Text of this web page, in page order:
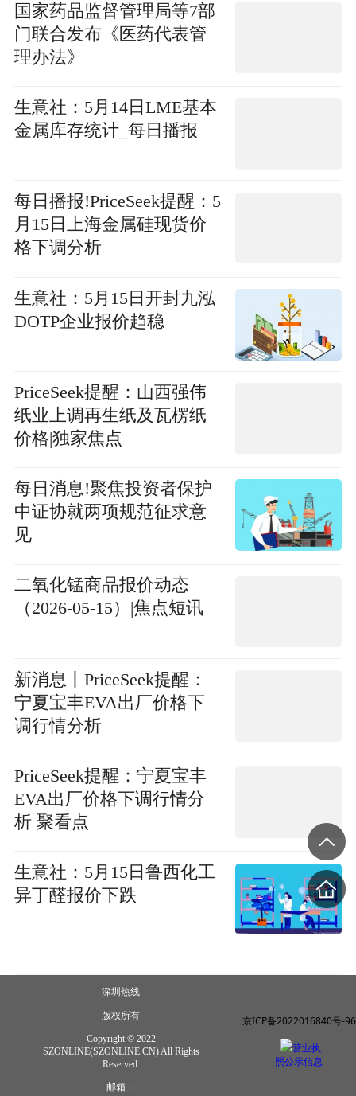
国家药品监督管理局等7部
门联合发布《医药代表管
理办法》
生意社：5月14日LME基本
金属库存统计_每日播报
每日播报!PriceSeek提醒：5
月15日上海金属硅现货价
格下调分析
生意社：5月15日开封九泓
DOTP企业报价趋稳
PriceSeek提醒：山西强伟
纸业上调再生纸及瓦楞纸
价格|独家焦点
每日消息!聚焦投资者保护
中证协就两项规范征求意
见
二氧化锰商品报价动态
（2026-05-15）|焦点短讯
新消息丨PriceSeek提醒：
宁夏宝丰EVA出厂价格下
调行情分析
PriceSeek提醒：宁夏宝丰
EVA出厂价格下调行情分
析 聚看点
生意社：5月15日鲁西化工
异丁醛报价下跌
深圳热线
版权所有
Copyright © 2022
SZONLINE(SZONLINE.CN) All Rights
Reserved.
邮箱：
京ICP备2022016840号-96
营业执
照公示信息